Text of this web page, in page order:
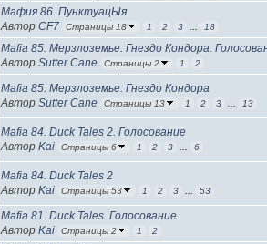
Мафия 86. ПунктуацЫя.
Автор CF7 Страницы 18 1 2 3 18
Mafia 85. Мерзлоземье: Гнездо Кондора.
Автор Sutter Cane Страницы 2 1 2
Mafia 85. Мерзлоземье: Гнездо Кондора
Автор Sutter Cane Страницы 13 1 2 3 13
Mafia 84. Duck Tales 2. Голосование
Автор Kai Страницы 6 1 2 3 6
Mafia 84. Duck Tales 2
Автор Kai Страницы 53 1 2 3 53
Mafia 81. Duck Tales. Голосование
Автор Kai Страницы 2 1 2